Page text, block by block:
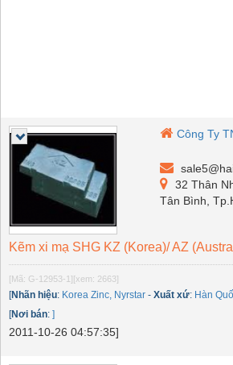
Công Ty
32 Thân
Tân Bình,
Kẽm xi mạ SHG KZ (Korea)/ AZ
[Mã: G-12953-1][xem: 2663]
[Nhãn hiệu: Korea Zinc, Nyrstar - Xuất xứ: Hàn
[Nơi bán: ]
2011-10-26 04:57:35]